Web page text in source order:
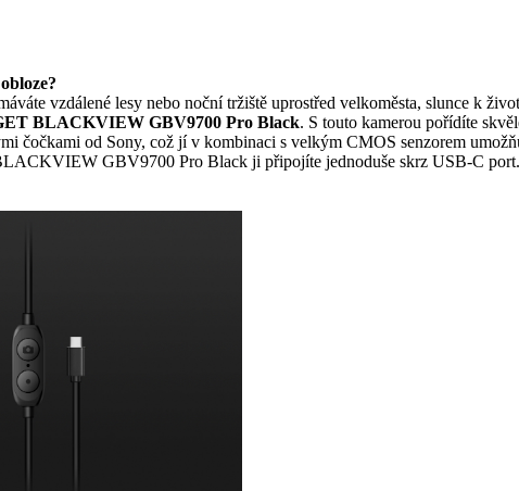
vzdálené lesy nebo noční tržiště uprostřed velkoměsta, slunce k
BLACKVIEW GBV9700 Pro Black. S touto kamerou pořídíte
čočkami od Sony, což jí v kombinaci s velkým CMOS senzorem
GBV9700 Pro Black ji připojíte jednoduše skrz USB-C